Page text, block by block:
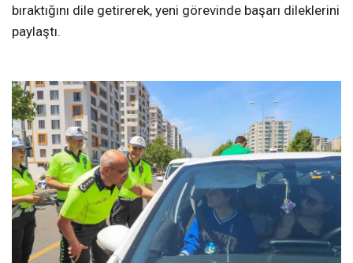
bıraktığını dile getirerek, yeni görevinde başarı dileklerini
paylaştı.